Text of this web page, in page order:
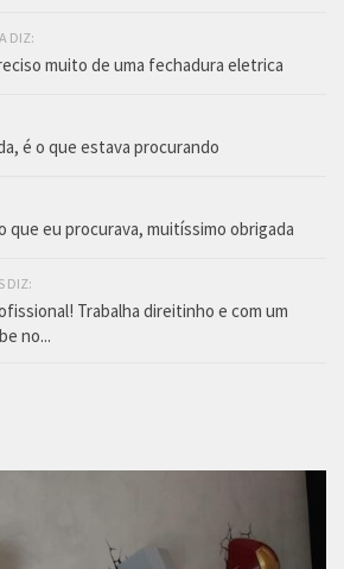
DIZ:
muito de uma fechadura eletrica
é o que estava procurando
que eu procurava, muitíssimo obrigada
DIZ:
Trabalha direitinho e com um
no...